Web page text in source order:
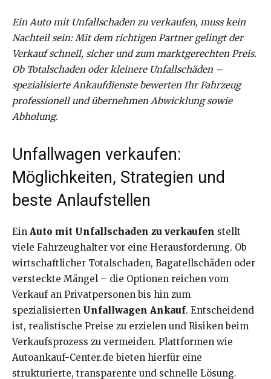
Ein Auto mit Unfallschaden zu verkaufen, muss kein
Nachteil sein: Mit dem richtigen Partner gelingt der
Verkauf schnell, sicher und zum marktgerechten Preis.
Ob Totalschaden oder kleinere Unfallschäden –
spezialisierte Ankaufdienste bewerten Ihr Fahrzeug
professionell und übernehmen Abwicklung sowie
Abholung.
Unfallwagen verkaufen:
Möglichkeiten, Strategien und
beste Anlaufstellen
Ein Auto mit Unfallschaden zu verkaufen stellt
viele Fahrzeughalter vor eine Herausforderung. Ob
wirtschaftlicher Totalschaden, Bagatellschäden oder
versteckte Mängel – die Optionen reichen vom
Verkauf an Privatpersonen bis hin zum
spezialisierten Unfallwagen Ankauf. Entscheidend
ist, realistische Preise zu erzielen und Risiken beim
Verkaufsprozess zu vermeiden. Plattformen wie
Autoankauf-Center.de bieten hierfür eine
strukturierte, transparente und schnelle Lösung.